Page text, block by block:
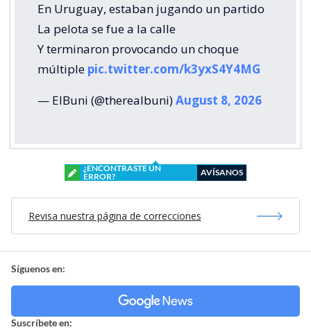
En Uruguay, estaban jugando un partido
La pelota se fue a la calle
Y terminaron provocando un choque
múltiple pic.twitter.com/k3yxS4Y4MG
— ElBuni (@therealbuni)August 8, 2026
¿ENCONTRASTE UN
ERROR?
AVÍSANOS
Revisa nuestra página de correcciones
Síguenos en:
Suscríbete en: